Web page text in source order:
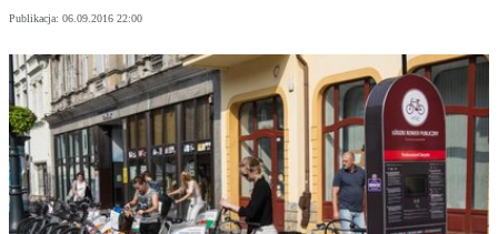
Publikacja: 06.09.2016 22:00